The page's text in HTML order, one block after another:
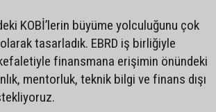
KOBİ’lerin büyüme yolculuğunu çok
tasarladık. EBRD iş birliğiyle
kefaletiyle finansmana erişimin önündeki
mentorluk, teknik bilgi ve finans dışı